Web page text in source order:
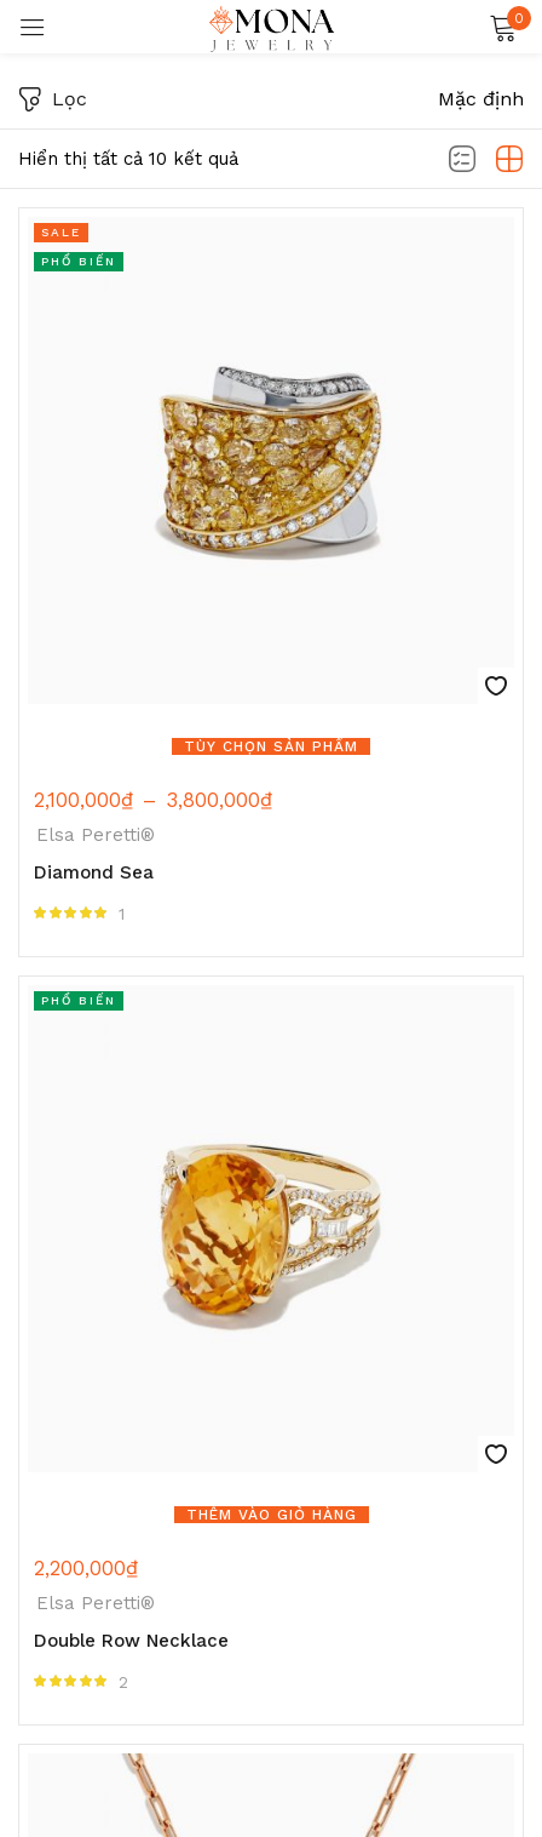
0
Hiển thị tất cả 10 kết quả
Lọc Mặc định
TÙY CHỌN SẢN PHẨM
SALE
PHỔ BIẾN
2,100,000₫ – 3,800,000₫
Elsa Peretti®
Diamond Sea
1
THÊM VÀO GIỎ HÀNG
PHỔ BIẾN
2,200,000₫
Elsa Peretti®
Double Row Necklace
2
TẠO TÀI KHOẢN